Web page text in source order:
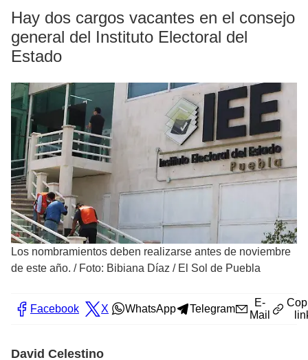
Hay dos cargos vacantes en el consejo
general del Instituto Electoral del
Estado
Los nombramientos deben realizarse antes de noviembre
de este año. / Foto: Bibiana Díaz / El Sol de Puebla
Facebook X WhatsApp Telegram
E-
Mail
David Celestino